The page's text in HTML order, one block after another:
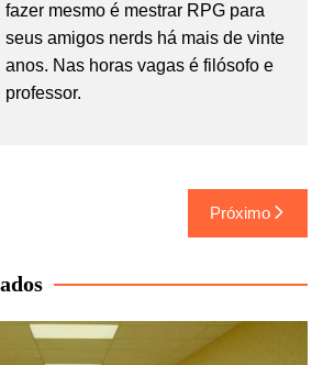
fazer mesmo é mestrar RPG para
seus amigos nerds há mais de vinte
anos. Nas horas vagas é filósofo e
professor.
Próximo